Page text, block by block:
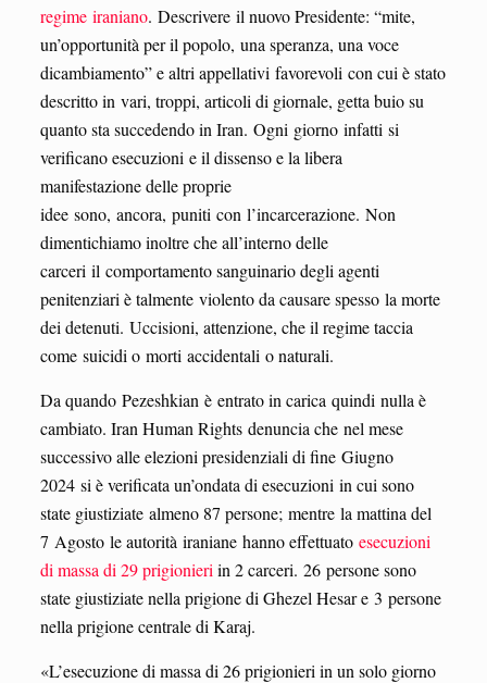
regime iraniano. Descrivere il nuovo Presidente: “mite,
un’opportunità per il popolo, una speranza, una voce
dicambiamento” e altri appellativi favorevoli con cui è stato
descritto in vari, troppi, articoli di giornale, getta buio su
quanto sta succedendo in Iran. Ogni giorno infatti si
verificano esecuzioni e il dissenso e la libera
manifestazione delle proprie
idee sono, ancora, puniti con l’incarcerazione. Non
dimentichiamo inoltre che all’interno delle
carceri il comportamento sanguinario degli agenti
penitenziari è talmente violento da causare spesso la morte
dei detenuti. Uccisioni, attenzione, che il regime taccia
come suicidi o morti accidentali o naturali.
Da quando Pezeshkian è entrato in carica quindi nulla è
cambiato. Iran Human Rights denuncia che nel mese
successivo alle elezioni presidenziali di fine Giugno
2024 si è verificata un’ondata di esecuzioni in cui sono
state giustiziate almeno 87 persone; mentre la mattina del
7 Agosto le autorità iraniane hanno effettuato esecuzioni
di massa di 29 prigionieri in 2 carceri. 26 persone sono
state giustiziate nella prigione di Ghezel Hesar e 3 persone
nella prigione centrale di Karaj.
«L’esecuzione di massa di 26 prigionieri in un solo giorno